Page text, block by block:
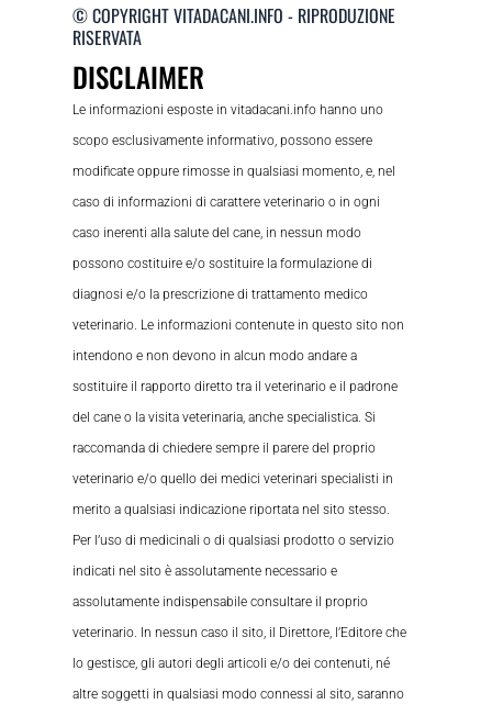
© COPYRIGHT VITADACANI.INFO - RIPRODUZIONE
RISERVATA
DISCLAIMER
Le informazioni esposte in vitadacani.info hanno uno
scopo esclusivamente informativo, possono essere
modificate oppure rimosse in qualsiasi momento, e, nel
caso di informazioni di carattere veterinario o in ogni
caso inerenti alla salute del cane, in nessun modo
possono costituire e/o sostituire la formulazione di
diagnosi e/o la prescrizione di trattamento medico
veterinario. Le informazioni contenute in questo sito non
intendono e non devono in alcun modo andare a
sostituire il rapporto diretto tra il veterinario e il padrone
del cane o la visita veterinaria, anche specialistica. Si
raccomanda di chiedere sempre il parere del proprio
veterinario e/o quello dei medici veterinari specialisti in
merito a qualsiasi indicazione riportata nel sito stesso.
Per l’uso di medicinali o di qualsiasi prodotto o servizio
indicati nel sito è assolutamente necessario e
assolutamente indispensabile consultare il proprio
veterinario. In nessun caso il sito, il Direttore, l’Editore che
lo gestisce, gli autori degli articoli e/o dei contenuti, né
altre soggetti in qualsiasi modo connessi al sito, saranno